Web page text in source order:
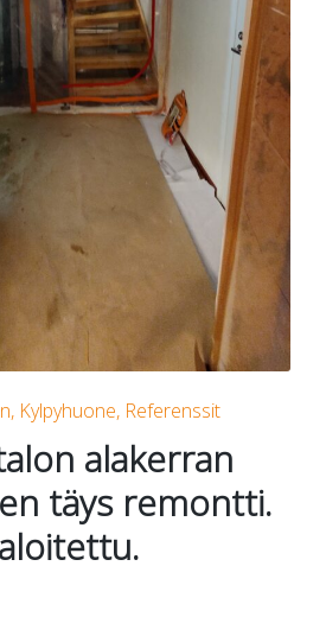
Kylpyhuone Referenssit
alakerran
täys remontti.